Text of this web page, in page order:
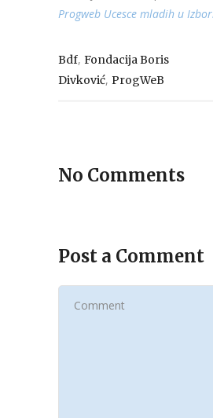
Progweb Ucesce mladih u
Bdf, Fondacija Boris
Divković, ProgWeB
No Comments
Post a Comment